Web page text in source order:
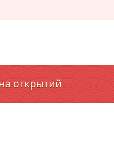
открытий